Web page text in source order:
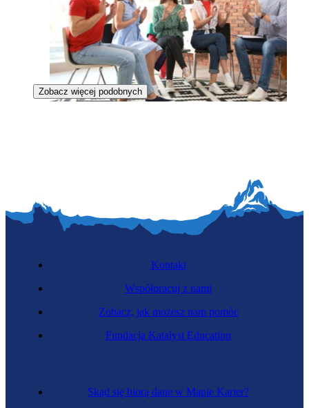
Zawód regulowany
Zobacz więcej podobnych
Skąd się biorą dane w Mapie Karier?
Kontakt
Współpracuj z nami
Zobacz, jak możesz nam pomóc
Fundacja Katalyst Education